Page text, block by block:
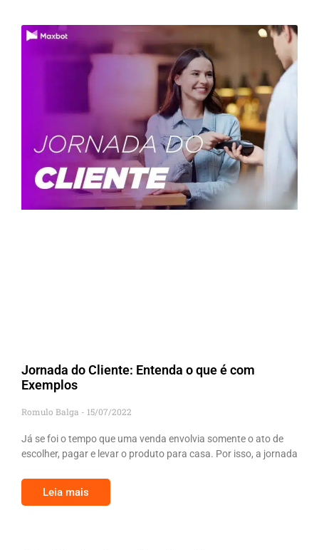
Jornada do Cliente: Entenda o que é com
Exemplos
Romulo Balga 15/07/2022
Já se foi o tempo que uma venda envolvia somente o ato de
escolher, pagar e levar o produto para casa. Por isso, a jornada
Leia mais